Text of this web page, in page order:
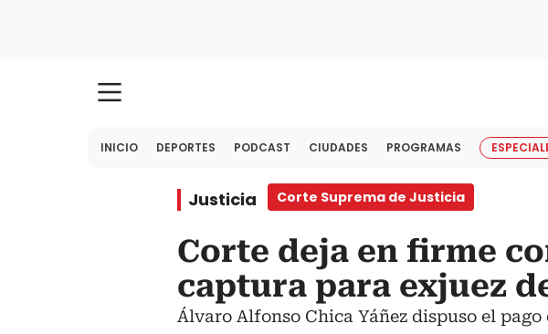
INICIO DEPORTES PODCAST CIUDADES PROGRAMAS
Justicia Corte Suprema de Justicia
Corte deja en firme
captura para exjuez
Álvaro Alfonso Chica Yáñez dispuso el